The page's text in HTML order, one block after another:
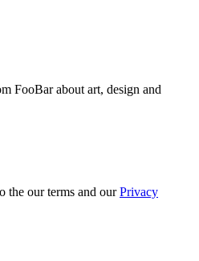
FooBar about art, design and
the our terms and ourPrivacy